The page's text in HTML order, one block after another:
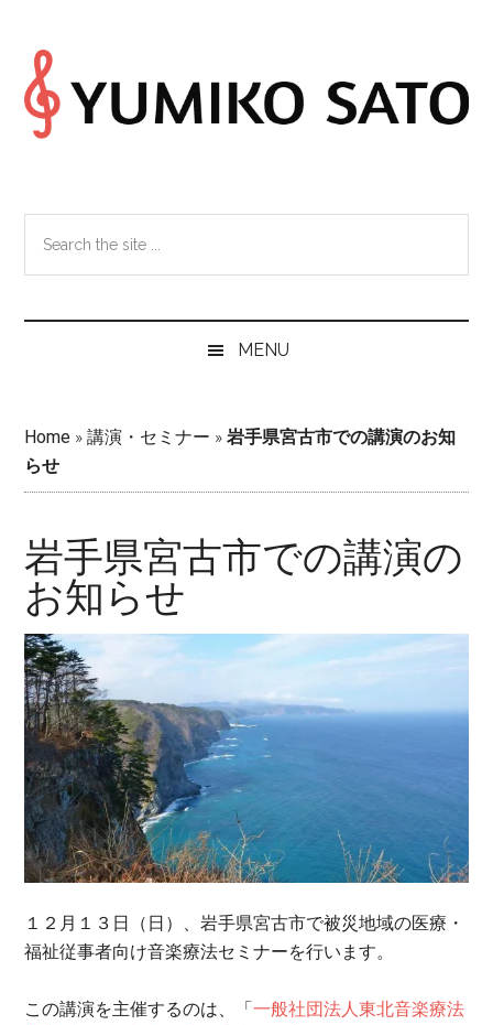
main
content
secondary
menu
primary
sidebar
footer
the
MENU
Home »講演・セミナー »岩手県宮古市での講演のお知
らせ
岩手県宮古市での講演の
お知らせ
１２月１３日（日）、岩手県宮古市で被災地域の医療・
福祉従事者向け音楽療法セミナーを行います。
この講演を主催するのは、「一般社団法人東北音楽療法